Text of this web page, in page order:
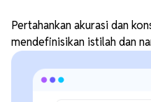
Pertahankan akurasi dan
mendefinisikan istilah dan